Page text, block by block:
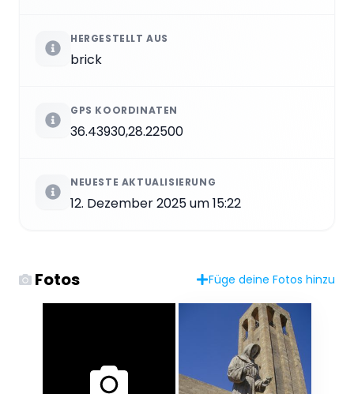
HERGESTELLT AUS
brick
GPS KOORDINATEN
36.43930,28.22500
NEUESTE AKTUALISIERUNG
12. Dezember 2025 um 15:22
Fotos Füge deine Fotos hinzu